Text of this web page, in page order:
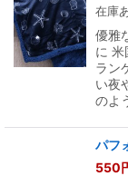
在庫
優雅
に 米
ラン
い夜
のよ
パフ
550